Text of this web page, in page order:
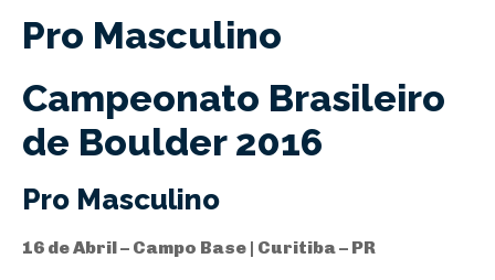
Pro Masculino
Campeonato Brasileiro
de Boulder 2016
Pro Masculino
16 de Abril – Campo Base | Curitiba – PR